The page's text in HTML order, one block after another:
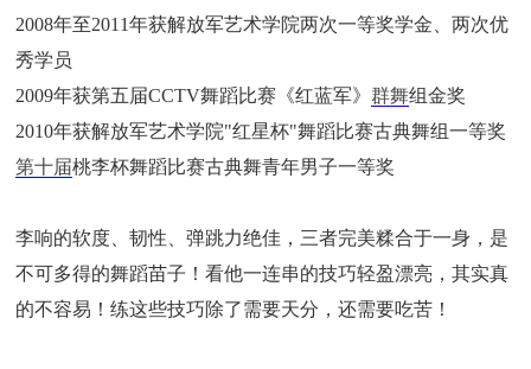
2008年至2011年获解放军艺术学院两次一等奖学金、两次优
秀学员
2009年获第五届CCTV舞蹈比赛《红蓝军》群舞组金奖
2010年获解放军艺术学院"红星杯"舞蹈比赛古典舞组一等奖
第十届桃李杯舞蹈比赛古典舞青年男子一等奖
李响的软度、韧性、弹跳力绝佳，三者完美糅合于一身，是
不可多得的舞蹈苗子！看他一连串的技巧轻盈漂亮，其实真
的不容易！练这些技巧除了需要天分，还需要吃苦！